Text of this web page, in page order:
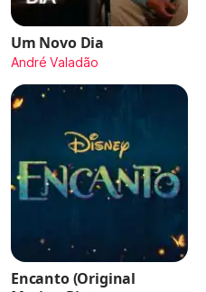
Um Novo Dia
André Valadão
Encanto (Original